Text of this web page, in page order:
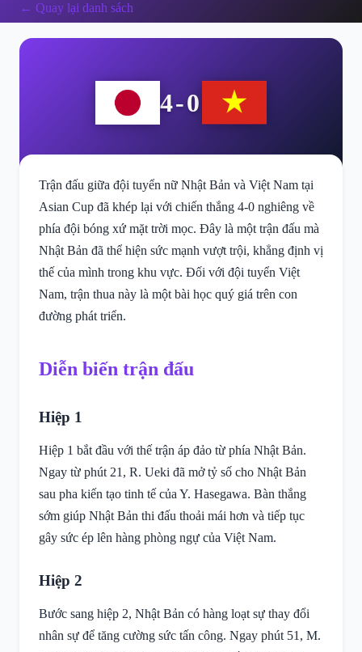
← Quay lại danh sách
4-0
Trận đấu giữa đội tuyển nữ Nhật Bản và Việt Nam tại
Asian Cup đã khép lại với chiến thắng 4-0 nghiêng về
phía đội bóng xứ mặt trời mọc. Đây là một trận đấu mà
Nhật Bản đã thể hiện sức mạnh vượt trội, khẳng định vị
thế của mình trong khu vực. Đối với đội tuyển Việt
Nam, trận thua này là một bài học quý giá trên con
đường phát triển.
Diễn biến trận đấu
Hiệp 1
Hiệp 1 bắt đầu với thế trận áp đảo từ phía Nhật Bản.
Ngay từ phút 21, R. Ueki đã mở tỷ số cho Nhật Bản
sau pha kiến tạo tinh tế của Y. Hasegawa. Bàn thắng
sớm giúp Nhật Bản thi đấu thoải mái hơn và tiếp tục
gây sức ép lên hàng phòng ngự của Việt Nam.
Hiệp 2
Bước sang hiệp 2, Nhật Bản có hàng loạt sự thay đổi
nhân sự để tăng cường sức tấn công. Ngay phút 51, M.